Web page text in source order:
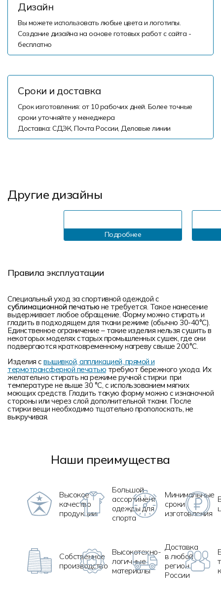
Дизайн
Вы можете использовать любые цвета и логотипы.
Создание дизайна на основе готовых работ с сайта -
бесплатно
Сроки и доставка
Срок изготовления: от 10 рабочих дней. Более точные
сроки уточняйте у менеджера
Доставка: СДЭК, Почта России, Деловые линии
Другие дизайны
Подробнее
Правила эксплуатации
Специальный уход за спортивной одеждой с
сублимационной печатью не требуется. Такое нанесение
выдерживает любое обращение. Форму можно стирать и
гладить в подходящем для ткани режиме (обычно 30-40°С).
Единственное ограничение – такие изделия нельзя сушить в
некоторых моделях старых промышленных сушек, где они
подвергаются кратковременному нагреву свыше 200°С.
Изделия с вышивкой, аппликацией, прямой и
термотрансферной печатью требуют бережного ухода. Их
желательно стирать на режиме ручной стирки при
температуре не выше 30 °C, с использованием мягких
моющих средств. Гладить такую форму можно с изнаночной
стороны или через слой дополнительной ткани. После
стирки вещи необходимо тщательно прополоскать, не
выкручивая.
Наши преимущества
Высокое
качество
продукции
Большой
ассортимент
одежды для
спорта
Минимальные
сроки
изготовления
Собственное
производство
Высокотехно-
логичные
материалы
Доставка
в любой
регион
России